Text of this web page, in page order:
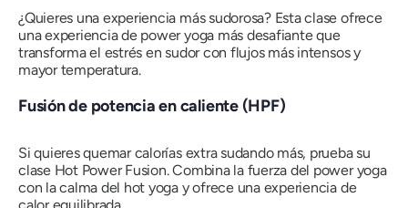
¿Quieres una experiencia más sudorosa? Esta clase ofrece
una experiencia de power yoga más desafiante que
transforma el estrés en sudor con flujos más intensos y
mayor temperatura.
Fusión de potencia en caliente (HPF)
Si quieres quemar calorías extra sudando más, prueba su
clase Hot Power Fusion. Combina la fuerza del power yoga
con la calma del hot yoga y ofrece una experiencia de